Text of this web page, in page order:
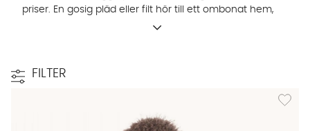
priser. En gosig pläd eller filt hör till ett ombonat hem,
oavsett om det är ett vardags- eller sovrum som
FILTER
Lägg